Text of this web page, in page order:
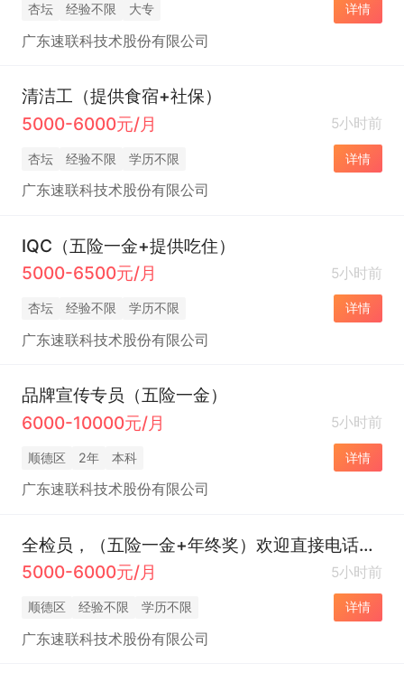
杏坛 经验不限 大专 详情
广东速联科技术股份有限公司
清洁工（提供食宿+社保）
5000-6000元/月
5小时前
杏坛 经验不限 学历不限 详情
广东速联科技术股份有限公司
IQC（五险一金+提供吃住）
5000-6500元/月
5小时前
杏坛 经验不限 学历不限 详情
广东速联科技术股份有限公司
品牌宣传专员（五险一金）
6000-10000元/月
5小时前
顺德区 2年 本科 详情
广东速联科技术股份有限公司
全检员，（五险一金+年终奖）欢迎直接电话联系
5000-6000元/月
5小时前
顺德区 经验不限 学历不限 详情
广东速联科技术股份有限公司